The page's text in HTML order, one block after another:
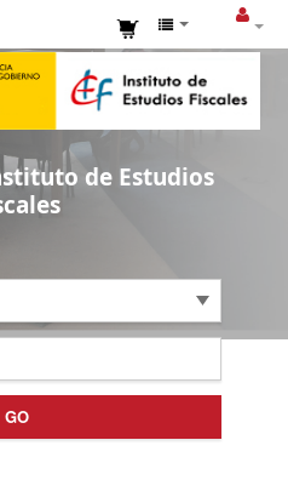
de Estudios
GO